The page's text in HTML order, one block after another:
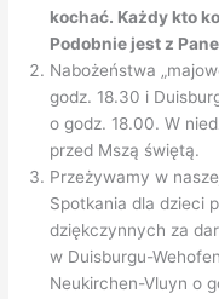
kochać. Każdy kto
Podobnie jest z
Nabożeństwa
godz. 18.30 i
o godz. 18.00. W
przed Mszą świętą.
Przeżywamy w
Spotkania dla dzieci
dziękczynnych za
w Duisburgu-
Neukirchen-Vluyn o